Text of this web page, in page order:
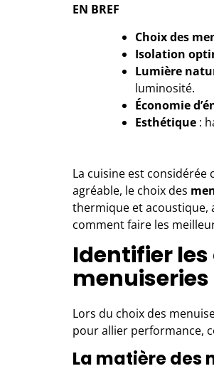
EN BREF
Choix des
Isolation
Lumière
luminosité.
Économie
Esthétique :
La cuisine est
agréable, le choix des
thermique et acoustique,
comment faire les
Identifier
menuiseries
Lors du choix des
pour allier performance,
La matière des